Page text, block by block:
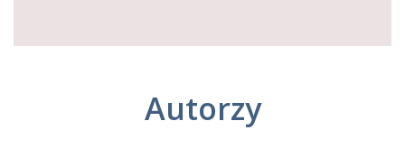
Autorzy